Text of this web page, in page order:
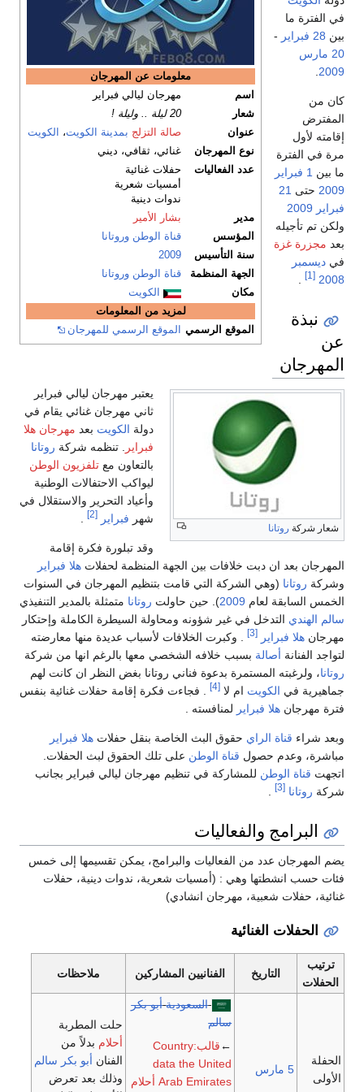
معلومات عن المهرجان
اسم
مهرجان ليالي فبراير
شعار
20 ليلة .. وليلة !
عنوان
صالة التزلج بمدينة الكويت،
الكويت
نوع المهرجان
غنائي، ثقافي، ديني
عدد الفعاليات
حفلات غنائية
أمسيات شعرية
ندوات دينية
مدير
بشار الأمير
المؤسس
قناة الوطن وروتانا
سنة التأسيس
2009
الجهة المنظمة
قناة الوطن وروتانا
مكان
الكويت
لمزيد من المعلومات
الموقع الرسمي
الموقع الرسمي للمهرجان
في الفترة ما
بين 28 فبراير
-
20 مارس
2009
كان من
المفترض
إقامته لأول
مرة في الفترة
ما بين 1 فبراير
2009 حتى 21
فبراير 2009
ولكن تم تأجيله
بعد مجزرة غزة
في ديسمبر
2008
[1]
نبذة
عن
المهرجان
شعار شركة روتانا
يعتبر مهرجان ليالي فبراير
ثاني مهرجان غنائي يقام في
دولة الكويت بعد مهرجان هلا
فبراير . تنظمه شركة روتانا
بالتعاون مع تلفزيون الوطن
ليواكب الاحتفالات الوطنية
وأعياد التحرير والاستقلال في
شهر فبراير [2]
.
وقد تبلورة فكرة إقامة
المهرجان بعد ان دبت خلافات بين الجهة المنظمة لحفلات هلا فبراير
وشركة روتانا (وهي الشركة التي قامت بتنظيم المهرجان في السنوات
الخمس السابقة لعام 2009). حين حاولت روتانا متمثلة بالمدير التنفيذي
سالم الهندي التدخل في غير شؤونه ومحاولة السيطرة الكاملة وإحتكار
مهرجان هلا فبراير [3]
. وكبرت الخلافات لأسباب عديدة منها معارضته
لتواجد الفنانة أصالة بسبب خلافه الشخصي معها بالرغم انها من شركة
روتانا، ولرغبته المستمرة بدعوة فناني روتانا بغض النظر ان كانت لهم
جماهيرية في الكويت ام لا [4]
. فجاءت فكرة إقامة حفلات غنائية بنفس
فترة مهرجان هلا فبراير لمنافسته .
وبعد شراء قناة الراي حقوق البث الخاصة بنقل حفلات هلا فبراير
مباشرة، وعدم حصول قناة الوطن على تلك الحقوق لبث الحفلات.
اتجهت قناة الوطن للمشاركة في تنظيم مهرجان ليالي فبراير بجانب
شركة روتانا [3]
.
البرامج والفعاليات
يضم المهرجان عدد من الفعاليات والبرامج، يمكن تقسيمها إلى خمس
فئات حسب انشطتها وهي : (أمسيات شعرية، ندوات دينية، حفلات
غنائية، حفلات شعبية، مهرجان انشادي)
الحفلات الغنائية
ترتيب
الحفلات
التاريخ الفنانيين المشاركين ملاحظات
الحفلة
الأولى
5 مارس
السعودية أبو بكر
سالم
←
قالب:Country
data the United
Arab Emirates أحلام
حلت المطربة
أحلام بدلاً من
الفنان أبو بكر سالم
وذلك بعد تعرض